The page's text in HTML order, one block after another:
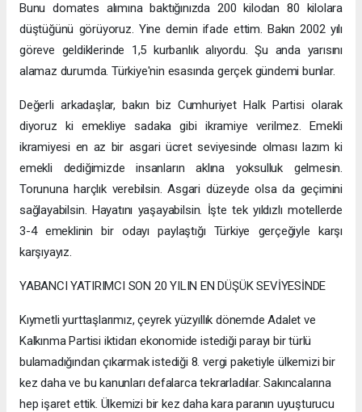
Bunu domates alımına baktığınızda 200 kilodan 80 kilolara
düştüğünü görüyoruz. Yine demin ifade ettim. Bakın 2002 yılı
göreve geldiklerinde 1,5 kurbanlık alıyordu. Şu anda yarısını
alamaz durumda. Türkiye'nin esasında gerçek gündemi bunlar.
Değerli arkadaşlar, bakın biz Cumhuriyet Halk Partisi olarak
diyoruz ki emekliye sadaka gibi ikramiye verilmez. Emekli
ikramiyesi en az bir asgari ücret seviyesinde olması lazım ki
emekli dediğimizde insanların aklına yoksulluk gelmesin.
Torununa harçlık verebilsin. Asgari düzeyde olsa da geçimini
sağlayabilsin. Hayatını yaşayabilsin. İşte tek yıldızlı motellerde
3-4 emeklinin bir odayı paylaştığı Türkiye gerçeğiyle karşı
karşıyayız.
YABANCI YATIRIMCI SON 20 YILIN EN DÜŞÜK SEVİYESİNDE
Kıymetli yurttaşlarımız, çeyrek yüzyıllık dönemde Adalet ve
Kalkınma Partisi iktidarı ekonomide istediği parayı bir türlü
bulamadığından çıkarmak istediği 8. vergi paketiyle ülkemizi bir
kez daha ve bu kanunları defalarca tekrarladılar. Sakıncalarına
hep işaret ettik. Ülkemizi bir kez daha kara paranın uyuşturucu